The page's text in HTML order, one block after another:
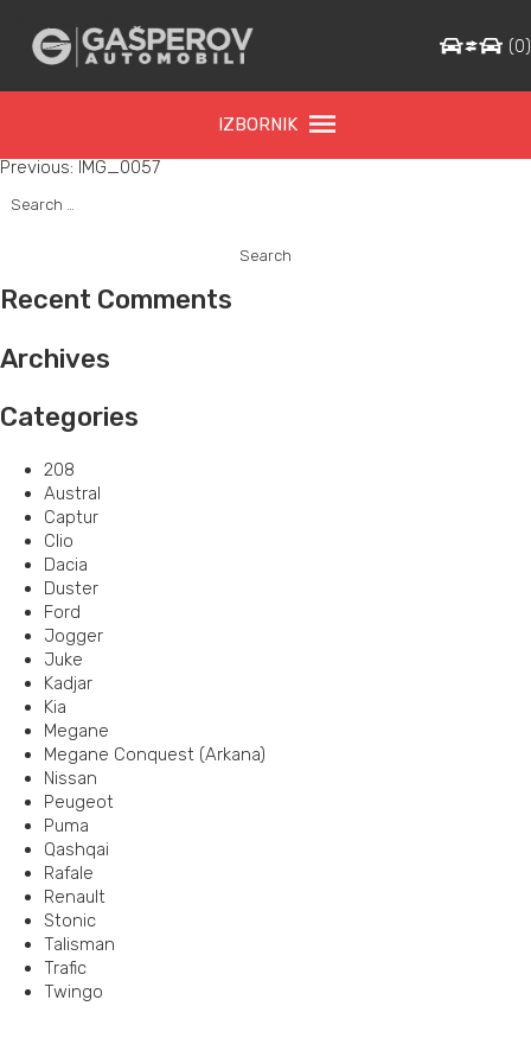
IZBORNIK
(0)
Post
navigation
Previous: IMG_0057
for:
Recent Comments
Archives
Categories
208
Austral
Captur
Clio
Dacia
Duster
Ford
Jogger
Juke
Kadjar
Kia
Megane
Megane Conquest (Arkana)
Nissan
Peugeot
Puma
Qashqai
Rafale
Renault
Stonic
Talisman
Trafic
Twingo